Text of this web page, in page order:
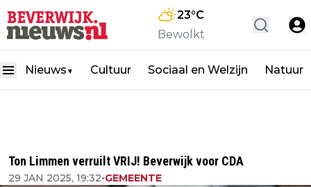
23°C
Bewolkt
Nieuws ▼ Cultuur Sociaal en Welzijn Natuur
Ton Limmen verruilt VRIJ! Beverwijk voor CDA
29 JAN 2025, 19:32•GEMEENTE